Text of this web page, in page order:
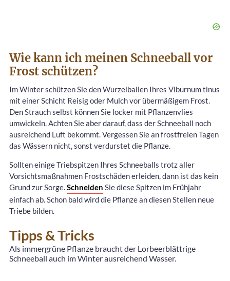
Wie kann ich meinen Schneeball vor
Frost schützen?
Im Winter schützen Sie den Wurzelballen Ihres Viburnum tinus
mit einer Schicht Reisig oder Mulch vor übermäßigem Frost.
Den Strauch selbst können Sie locker mit Pflanzenvlies
umwickeln. Achten Sie aber darauf, dass der Schneeball noch
ausreichend Luft bekommt. Vergessen Sie an frostfreien Tagen
das Wässern nicht, sonst verdurstet die Pflanze.
Sollten einige Triebspitzen Ihres Schneeballs trotz aller
Vorsichtsmaßnahmen Frostschäden erleiden, dann ist das kein
Grund zur Sorge.Schneiden Sie diese Spitzen im Frühjahr
einfach ab. Schon bald wird die Pflanze an diesen Stellen neue
Triebe bilden.
Tipps & Tricks
Als immergrüne Pflanze braucht der Lorbeerblättrige
Schneeball auch im Winter ausreichend Wasser.